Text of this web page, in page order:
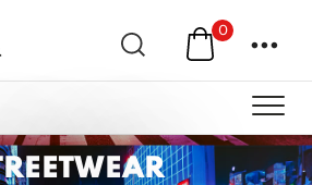
0 ...